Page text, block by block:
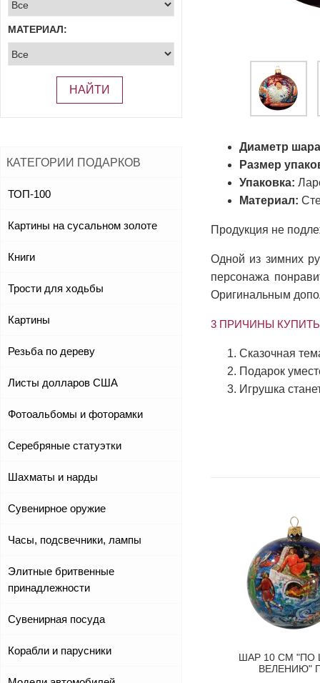
МАТЕРИАЛ:
НАЙТИ
КАТЕГОРИИ ПОДАРКОВ
ТОП-100
Картины на сусальном золоте
Книги
Трости для ходьбы
Картины
Резьба по дереву
Листы долларов США
Фотоальбомы и фоторамки
Серебряные статуэтки
Шахматы и нарды
Сувенирное оружие
Часы, подсвечники, лампы
Элитные бритвенные
принадлежности
Сувенирная посуда
Корабли и парусники
Диаметр
Размер
Упаковка:
Материал:
Продукция не
Одной из зимних
персонажа
Оригинальным
3 ПРИЧИНЫ
Сказочная
Подарок
Игрушка
ШАР 10 СМ "ПО
ВЕЛЕНИЮ"